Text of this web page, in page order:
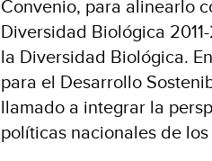
Convenio, para alinearlo
Diversidad Biológica
la Diversidad Biológica.
para el Desarrollo
llamado a integrar la
políticas nacionales de los